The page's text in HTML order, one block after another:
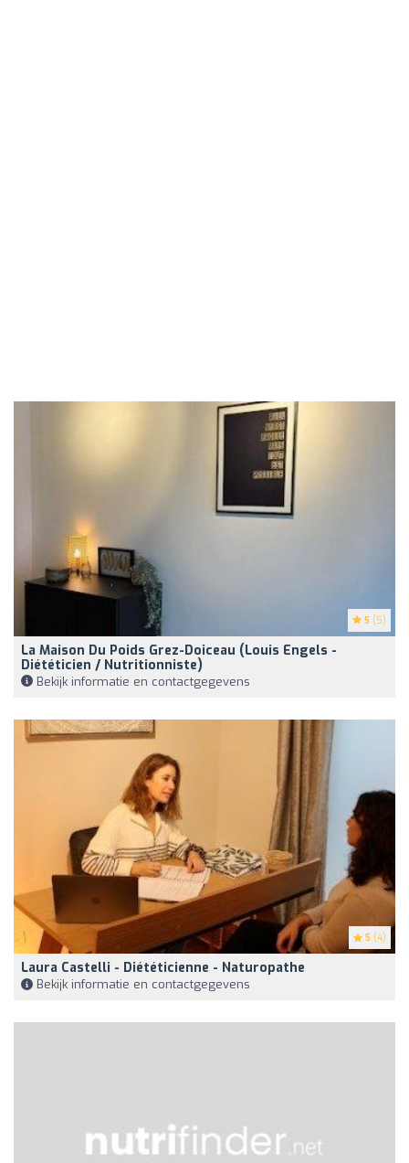
5 (5)
La Maison Du Poids Grez-Doiceau (Louis Engels -
Diététicien / Nutritionniste)
Bekijk informatie en contactgegevens
5 (4)
Laura Castelli - Diététicienne - Naturopathe
Bekijk informatie en contactgegevens